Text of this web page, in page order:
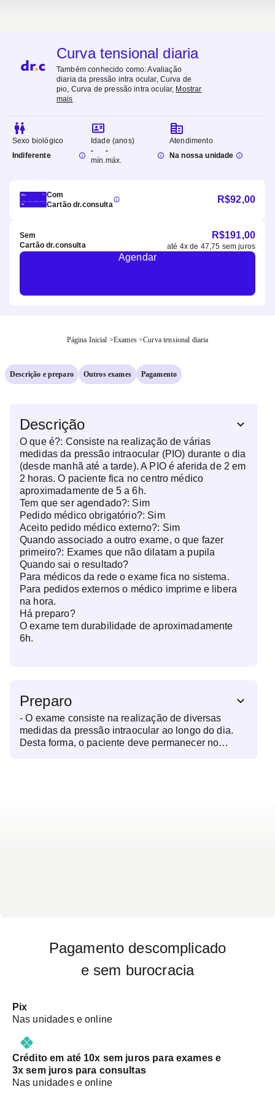
Curva tensional diaria
Também conhecido como:Avaliação
diaria da pressão intra ocular, Curva de
pio, Curva de pressão intra ocular, Mostrar
mais
Sexo biológico
Indiferente
Idade (anos)
-
mín.
-
máx.
Atendimento
Na nossa unidade
Com
Cartão dr.consulta
R$92,00
Sem
Cartão dr.consulta
R$191,00
até 4x de 47,75 sem juros
Agendar
Página Inicial >Exames >Curva tensional diaria
Descrição e preparo Outros exames Pagamento
Descrição
O que é?: Consiste na realização de várias
medidas da pressão intraocular (PIO) durante o dia
(desde manhã até a tarde). A PIO é aferida de 2 em
2 horas. O paciente fica no centro médico
aproximadamente de 5 a 6h.
Tem que ser agendado?: Sim
Pedido médico obrigatório?: Sim
Aceito pedido médico externo?: Sim
Quando associado a outro exame, o que fazer
primeiro?: Exames que não dilatam a pupila
Quando sai o resultado?
Para médicos da rede o exame fica no sistema.
Para pedidos externos o médico imprime e libera
na hora.
Há preparo?
O exame tem durabilidade de aproximadamente
6h.
Preparo
- O exame consiste na realização de diversas
medidas da pressão intraocular ao longo do dia.
Desta forma, o paciente deve permanecer no
Pagamento descomplicado
e sem burocracia
Pix
Nas unidades e online
Crédito em até 10x sem juros para exames e
3x sem juros para consultas
Nas unidades e online